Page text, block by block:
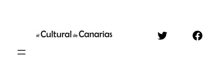
contenido
Twitter